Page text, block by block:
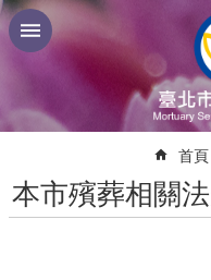
跳到主要內容區塊
首頁
本市殯葬相關